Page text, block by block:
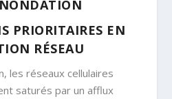
PRIORITAIRES EN
RÉSEAU
les réseaux cellulaires
saturés par un afflux